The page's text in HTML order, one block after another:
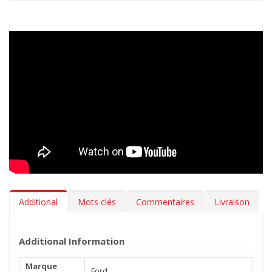
Additional Mots clés Commentaires Livraison
Additional Information
Marque